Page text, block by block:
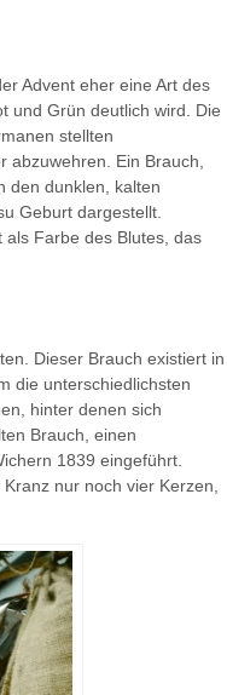
Advent eher eine Art des
und Grün deutlich wird. Die
stellten
abzuwehren. Ein Brauch,
den dunklen, kalten
Geburt dargestellt.
als Farbe des Blutes, das
Dieser Brauch existiert in
die unterschiedlichsten
hinter denen sich
Brauch, einen
1839 eingeführt.
nur noch vier Kerzen,